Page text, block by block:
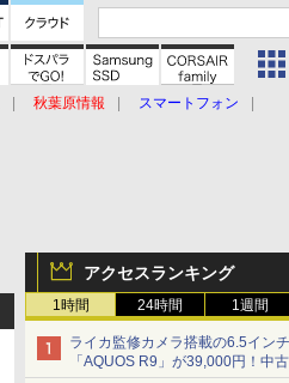
秋葉原情報
スマートフォン
アクセスランキング
1時間 24時間 1週間
ライカ監修カメラ搭載の6.5イン
「AQUOS R9」が39,000円！中